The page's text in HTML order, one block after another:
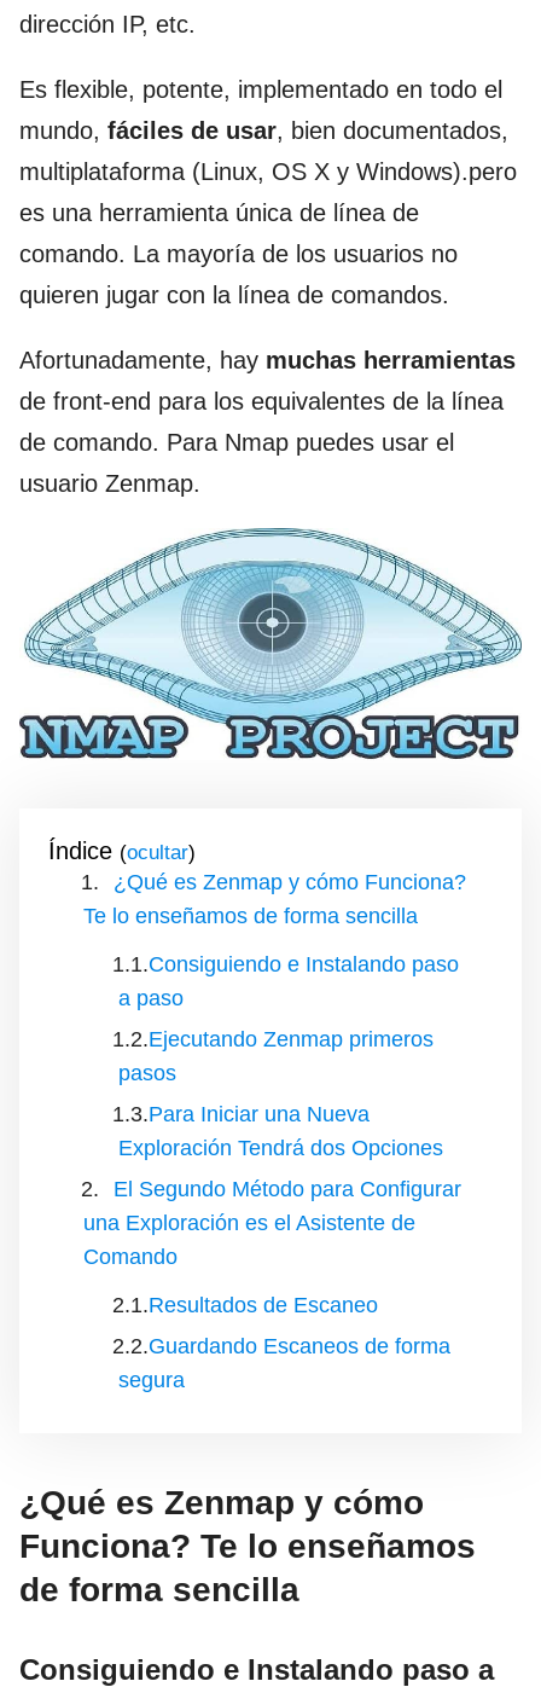
dirección IP, etc.
Es flexible, potente, implementado en todo el
mundo, fáciles de usar, bien documentados,
multiplataforma (Linux, OS X y Windows).pero
es una herramienta única de línea de
comando. La mayoría de los usuarios no
quieren jugar con la línea de comandos.
Afortunadamente, hay muchas herramientas
de front-end para los equivalentes de la línea
de comando. Para Nmap puedes usar el
usuario Zenmap.
Índice ( )
¿Qué es Zenmap y cómo Funciona?
Te lo enseñamos de forma sencilla
Consiguiendo e Instalando paso
a paso
Ejecutando Zenmap primeros
pasos
Para Iniciar una Nueva
Exploración Tendrá dos Opciones
El Segundo Método para Configurar
una Exploración es el Asistente de
Comando
Resultados de Escaneo
Guardando Escaneos de forma
segura
¿Qué es Zenmap y cómo
Funciona? Te lo enseñamos
de forma sencilla
Consiguiendo e Instalando paso a